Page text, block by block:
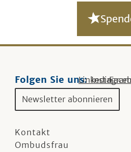
Folgen Sie uns:Linkedin
Instagram
Newsletter abonnieren
Kontakt
Ombudsfrau